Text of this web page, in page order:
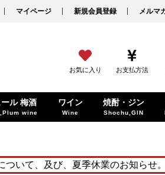
マイページ 新規会員登録 メルマ
お気に入り お支払方法
ール 梅酒
wine
ワイン
Wine
焼酎・ジン
Shochu,GIN
いて、及び、夏季休業のお知らせ。